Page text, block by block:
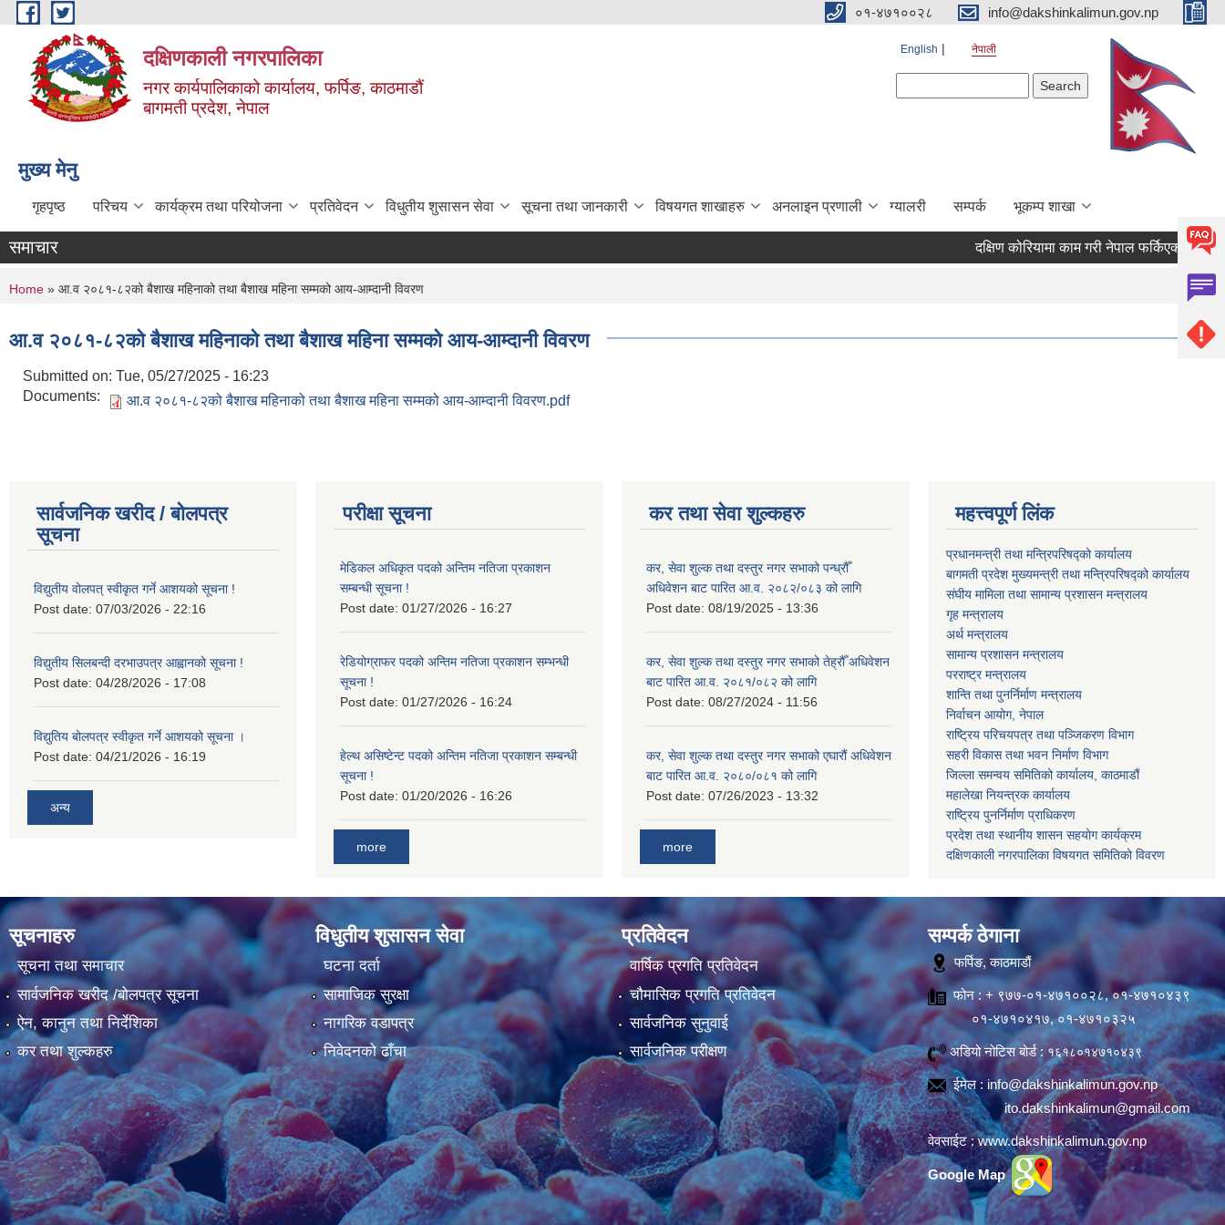
Skip to main content ०१-४७१००२८ info@dakshinkalimun.gov.np
दक्षिणकाली नगरपालिका
नगर कार्यपालिकाको कार्यालय, फर्पिङ, काठमाडौं
बागमती प्रदेश, नेपाल
English नेपाली
मुख्य मेनु
गृहपृष्ठ परिचय कार्यक्रम तथा परियोजना प्रतिवेदन विधुतीय शुसासन सेवा सूचना तथा जानकारी विषयगत शाखाहरु अनलाइन प्रणाली ग्यालरी सम्पर्क भूकम्प शाखा
समाचार दक्षिण कोरियामा काम गरी नेपाल फर्किएका
You are here
Home » आ.व २०८१-८२को बैशाख महिनाको तथा बैशाख महिना सम्मको आय-आम्दानी विवरण
आ.व २०८१-८२को बैशाख महिनाको तथा बैशाख महिना सम्मको आय-आम्दानी विवरण
Submitted on: Tue, 05/27/2025 - 16:23
Documents:
आ.व २०८१-८२को बैशाख महिनाको तथा बैशाख महिना सम्मको आय-आम्दानी विवरण.pdf
सार्वजनिक खरीद / बोलपत्र
सूचना
विद्युतीय वोलपत् स्वीकृत गर्ने आशयको सूचना !
Post date: 07/03/2026 - 22:16
विद्युतीय सिलबन्दी दरभाउपत्र आह्वानको सूचना !
Post date: 04/28/2026 - 17:08
विद्युतिय बोलपत्र स्वीकृत गर्ने आशयको सूचना ।
Post date: 04/21/2026 - 16:19
अन्य
परीक्षा सूचना
मेडिकल अधिकृत पदको अन्तिम नतिजा प्रकाशन
सम्बन्धी सूचना !
Post date: 01/27/2026 - 16:27
रेडियोग्राफर पदको अन्तिम नतिजा प्रकाशन सम्भन्धी
सूचना !
Post date: 01/27/2026 - 16:24
हेल्थ असिष्टेन्ट पदको अन्तिम नतिजा प्रकाशन सम्बन्धी
सूचना !
Post date: 01/20/2026 - 16:26
more
कर तथा सेवा शुल्कहरु
कर, सेवा शुल्क तथा दस्तुर नगर सभाको पन्ध्रौँ
अधिवेशन बाट पारित आ.व. २०८२/०८३ को लागि
Post date: 08/19/2025 - 13:36
कर, सेवा शुल्क तथा दस्तुर नगर सभाको तेह्रौँ अधिवेशन
बाट पारित आ.व. २०८१/०८२ को लागि
Post date: 08/27/2024 - 11:56
कर, सेवा शुल्क तथा दस्तुर नगर सभाको एघारौं अधिवेशन
बाट पारित आ.व. २०८०/०८१ को लागि
Post date: 07/26/2023 - 13:32
more
महत्त्वपूर्ण लिंक
प्रधानमन्त्री तथा मन्त्रिपरिषद्को कार्यालय
बागमती प्रदेश मुख्यमन्त्री तथा मन्त्रिपरिषद्को कार्यालय
संघीय मामिला तथा सामान्य प्रशासन मन्त्रालय
गृह मन्त्रालय
अर्थ मन्त्रालय
सामान्य प्रशासन मन्त्रालय
परराष्ट्र मन्त्रालय
शान्ति तथा पुनर्निर्माण मन्त्रालय
निर्वाचन आयोग, नेपाल
राष्ट्रिय परिचयपत्र तथा पञ्जिकरण विभाग
सहरी विकास तथा भवन निर्माण विभाग
जिल्ला समन्वय समितिको कार्यालय, काठमाडौं
महालेखा नियन्त्रक कार्यालय
राष्ट्रिय पुनर्निर्माण प्राधिकरण
प्रदेश तथा स्थानीय शासन सहयोग कार्यक्रम
दक्षिणकाली नगरपालिका विषयगत समितिको विवरण
सूचनाहरु
सूचना तथा समाचार
सार्वजनिक खरीद /बोलपत्र सूचना
ऐन, कानुन तथा निर्देशिका
कर तथा शुल्कहरु
विधुतीय शुसासन सेवा
घटना दर्ता
सामाजिक सुरक्षा
नागरिक वडापत्र
निवेदनको ढाँचा
प्रतिवेदन
वार्षिक प्रगति प्रतिवेदन
चौमासिक प्रगति प्रतिवेदन
सार्वजनिक सुनुवाई
सार्वजनिक परीक्षण
सम्पर्क ठेगाना
फर्पिङ, काठमाडौं
फोन : + ९७७-०१-४७१००२८, ०१-४७१०४३९
०१-४७१०४१७, ०१-४७१०३२५
अडियो नोटिस बोर्ड : १६१८०१४७१०४३९
ईमेल : info@dakshinkalimun.gov.np
ito.dakshinkalimun@gmail.com
वेवसाईट :www.dakshinkalimun.gov.np
Google Map